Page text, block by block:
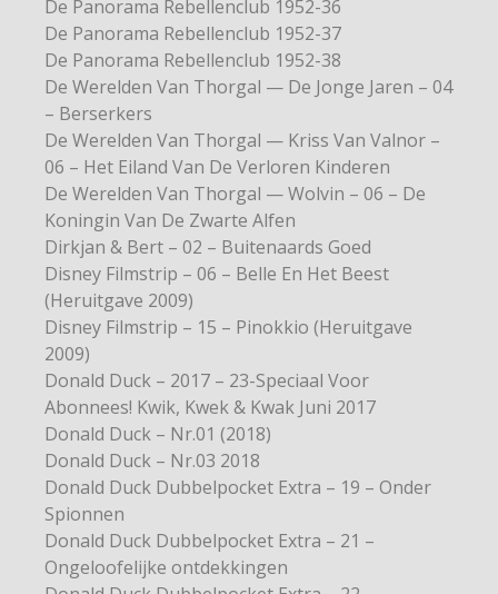
De Panorama Rebellenclub 1952-36
De Panorama Rebellenclub 1952-37
De Panorama Rebellenclub 1952-38
De Werelden Van Thorgal — De Jonge Jaren – 04
– Berserkers
De Werelden Van Thorgal — Kriss Van Valnor –
06 – Het Eiland Van De Verloren Kinderen
De Werelden Van Thorgal — Wolvin – 06 – De
Koningin Van De Zwarte Alfen
Dirkjan & Bert – 02 – Buitenaards Goed
Disney Filmstrip – 06 – Belle En Het Beest
(Heruitgave 2009)
Disney Filmstrip – 15 – Pinokkio (Heruitgave
2009)
Donald Duck – 2017 – 23-Speciaal Voor
Abonnees! Kwik, Kwek & Kwak Juni 2017
Donald Duck – Nr.01 (2018)
Donald Duck – Nr.03 2018
Donald Duck Dubbelpocket Extra – 19 – Onder
Spionnen
Donald Duck Dubbelpocket Extra – 21 –
Ongeloofelijke ontdekkingen